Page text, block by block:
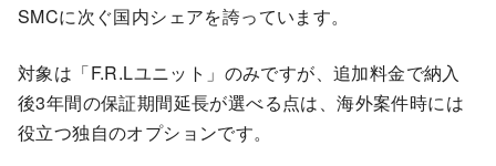
SMCに次ぐ国内シェアを誇っています。
対象は「F.R.Lユニット」のみですが、追加料金で納入
後3年間の保証期間延長が選べる点は、海外案件時には
役立つ独自のオプションです。